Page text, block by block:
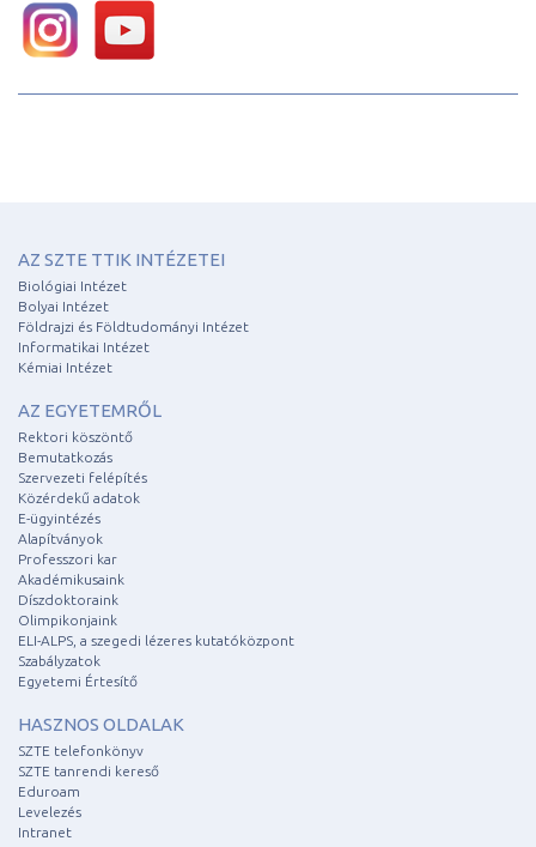
AZ SZTE TTIK INTÉZETEI
Biológiai Intézet
Bolyai Intézet
Földrajzi és Földtudományi Intézet
Informatikai Intézet
Kémiai Intézet
AZ EGYETEMRŐL
Rektori köszöntő
Bemutatkozás
Szervezeti felépítés
Közérdekű adatok
E-ügyintézés
Alapítványok
Professzori kar
Akadémikusaink
Díszdoktoraink
Olimpikonjaink
ELI-ALPS, a szegedi lézeres kutatóközpont
Szabályzatok
Egyetemi Értesítő
HASZNOS OLDALAK
SZTE telefonkönyv
SZTE tanrendi kereső
Eduroam
Levelezés
Intranet